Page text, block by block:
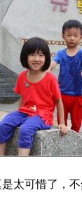
太可惜了，